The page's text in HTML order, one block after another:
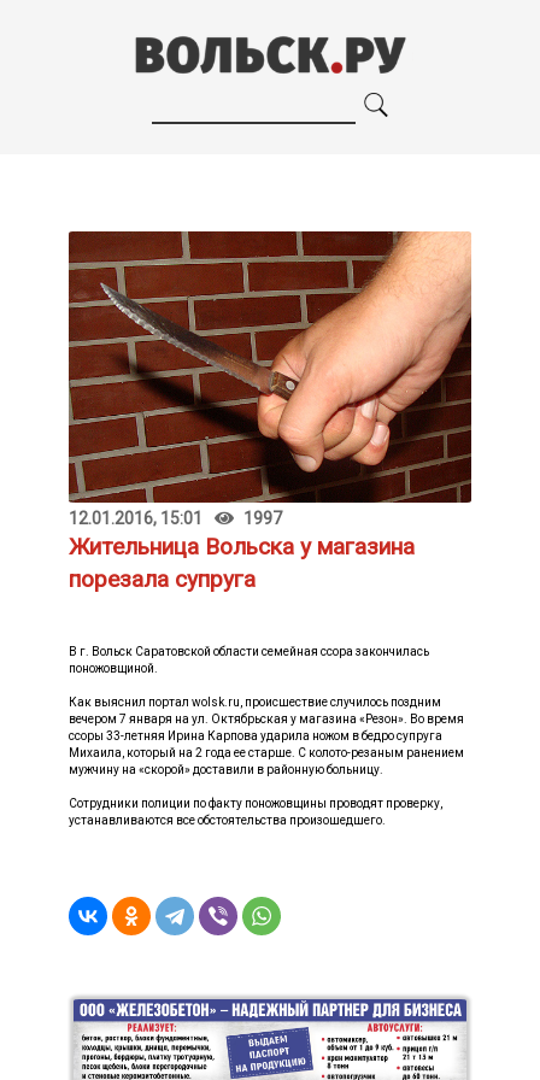
12.01.2016, 15:01 1997
Жительница Вольска у магазина
порезала супруга
В г. Вольск Саратовской области семейная ссора закончилась
поножовщиной.
Как выяснил портал wolsk.ru, происшествие случилось поздним
вечером 7 января на ул. Октябрьская у магазина «Резон». Во время
ссоры 33-летняя Ирина Карпова ударила ножом в бедро супруга
Михаила, который на 2 года ее старше. С колото-резаным ранением
мужчину на «скорой» доставили в районную больницу.
Сотрудники полиции по факту поножовщины проводят проверку,
устанавливаются все обстоятельства произошедшего.